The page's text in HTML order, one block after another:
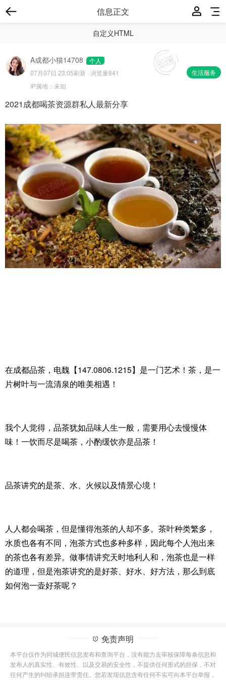
信息正文
自定义HTML
A成都小猫14708
个人
生活服务
07月07日 23:05刷新 · 浏览量841
IP属地： 未知
2021成都喝茶资源群私人最新分享
在成都品茶，电魏【147.0806.1215】是一门艺术！茶，是一
片树叶与一流清泉的唯美相遇！
我个人觉得，品茶犹如品味人生一般，需要用心去慢慢体
味！一饮而尽是喝茶，小酌缓饮亦是品茶！
品茶讲究的是茶、水、火候以及情景心境！
人人都会喝茶，但是懂得泡茶的人却不多。茶叶种类繁多，
水质也各有不同，泡茶方式也多种多样，因此每个人泡出来
的茶也各有差异。做事情讲究天时地利人和，泡茶也是一样
的道理，但是泡茶讲究的是好茶、好水、好方法，那么到底
如何泡一壶好茶呢？
免责声明
本平台仅作为同城便民信息发布和查询平台，没有能力去审核保障每条信息和
发布人的真实性、有效性、以及交易的安全性，不提供任何形式的担保，不对
任何产生的纠纷承担连带责任。您若发现信息含有任何不实可向本平台举报，